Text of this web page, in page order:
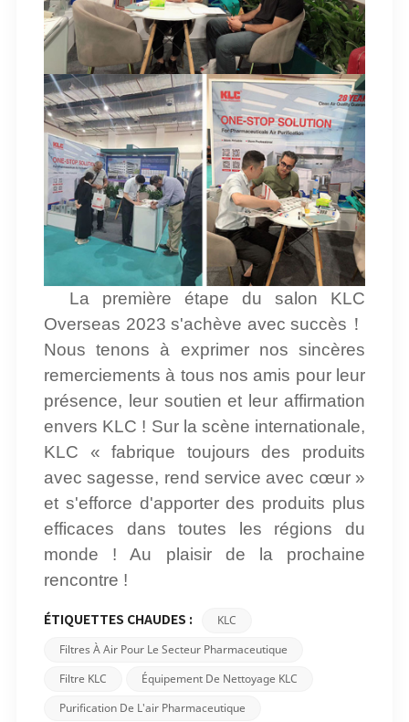
La première étape du salon KLC
Overseas 2023 s'achève avec succès ！
Nous tenons à exprimer nos sincères
remerciements à tous nos amis pour leur
présence, leur soutien et leur affirmation
envers KLC ! Sur la scène internationale,
KLC « fabrique toujours des produits
avec sagesse, rend service avec cœur »
et s'efforce d'apporter des produits plus
efficaces dans toutes les régions du
monde ! Au plaisir de la prochaine
rencontre !
ÉTIQUETTES CHAUDES :
KLC
Filtres À Air Pour Le Secteur Pharmaceutique
Filtre KLC
Équipement De Nettoyage KLC
Purification De L'air Pharmaceutique